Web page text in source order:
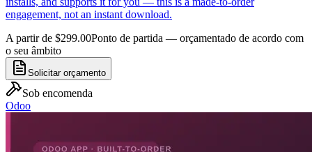
engagement, not an instant download.
A partir de $299.00Ponto de partida — orçamentado de acordo com
o seu âmbito
Solicitar orçamento
Sob encomenda
Odoo